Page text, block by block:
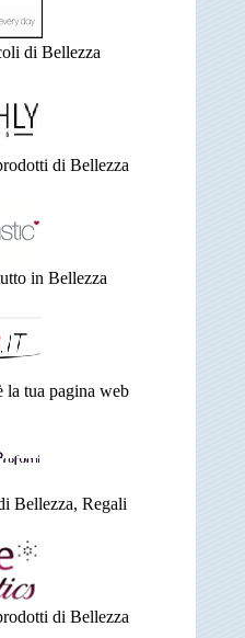
di Bellezza
di Bellezza
in Bellezza
la tua pagina web
Bellezza, Regali
di Bellezza